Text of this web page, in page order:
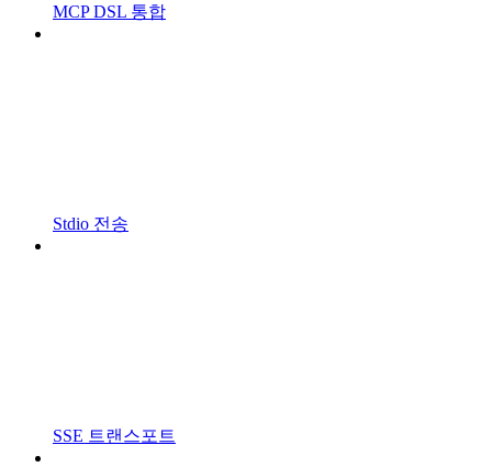
MCP DSL 통합
Stdio 전송
SSE 트랜스포트